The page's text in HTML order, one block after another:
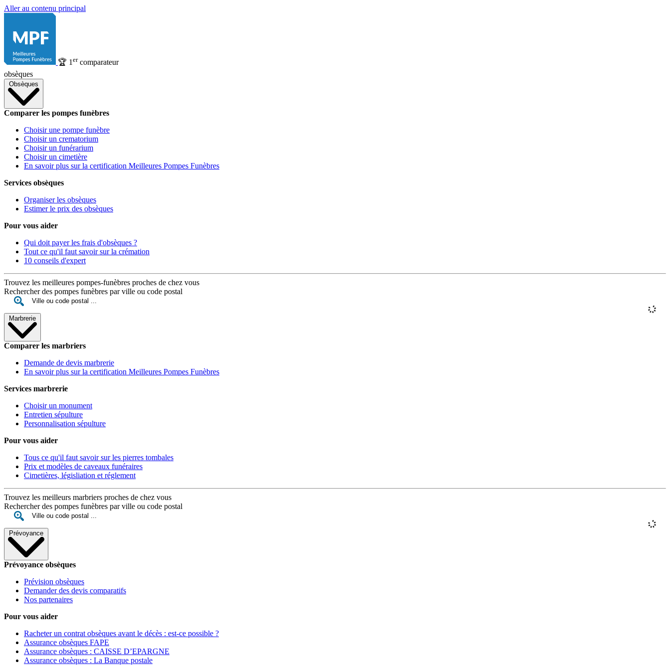
Aller au contenu principal
🏆 1 ercomparateur
obsèques
Obsèques
Comparer les pompes funèbres
Choisir une pompe funèbre
Choisir un crematorium
Choisir un funérarium
Choisir un cimetière
En savoir plus sur la certification Meilleures Pompes Funèbres
Services obsèques
Organiser les obsèques
Estimer le prix des obsèques
Pour vous aider
Qui doit payer les frais d'obsèques ?
Tout ce qu'il faut savoir sur la crémation
10 conseils d'expert
Trouvez les meilleures pompes-funèbres proches de chez vous
Rechercher des pompes funèbres par ville ou code postal
Marbrerie
Comparer les marbriers
Demande de devis marbrerie
En savoir plus sur la certification Meilleures Pompes Funèbres
Services marbrerie
Choisir un monument
Entretien sépulture
Personnalisation sépulture
Pour vous aider
Tous ce qu'il faut savoir sur les pierres tombales
Prix et modèles de caveaux funéraires
Cimetières, législiation et réglement
Trouvez les meilleurs marbriers proches de chez vous
Rechercher des pompes funèbres par ville ou code postal
Prévoyance
Prévoyance obsèques
Prévision obsèques
Demander des devis comparatifs
Nos partenaires
Pour vous aider
Racheter un contrat obsèques avant le décès : est-ce possible ?
Assurance obsèques FAPE
Assurance obsèques : CAISSE D’EPARGNE
Assurance obsèques : La Banque postale